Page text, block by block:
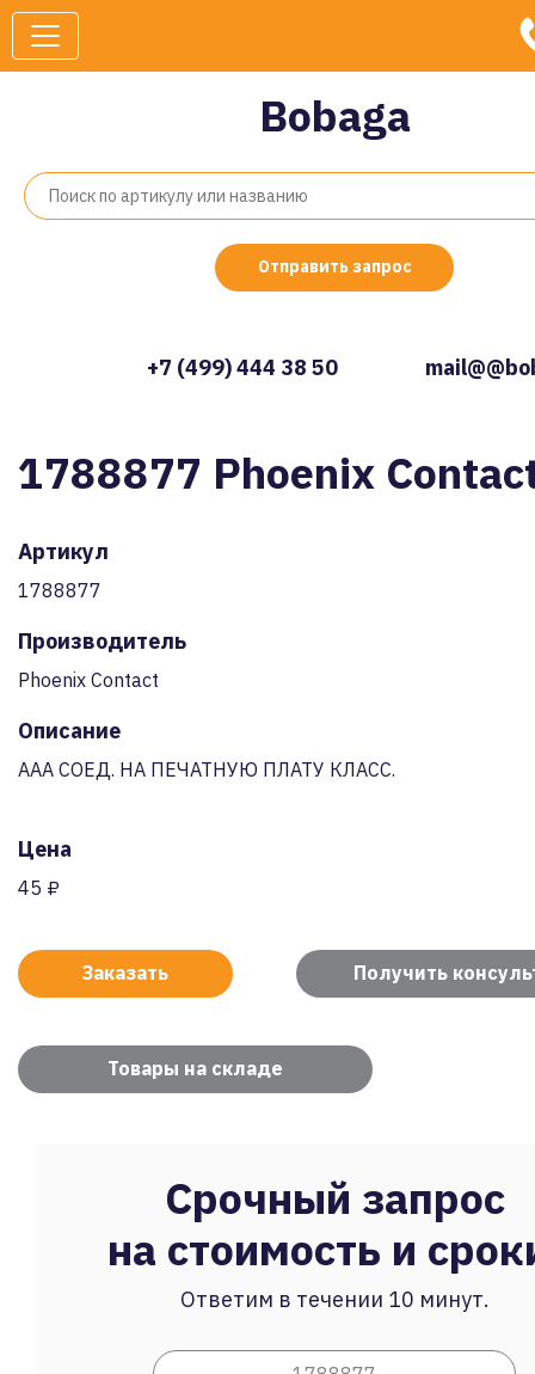
Bobaga
Отправить запрос
+7 (499) 444 38 50
1788877 Phoenix
Артикул
1788877
Производитель
Phoenix Contact
Описание
AAA СОЕД. НА ПЕЧАТНУЮ ПЛАТУ КЛАСС.
Цена
45 ₽
Заказать Получить
Товары на складе
Срочный запрос
на стоимость и
Ответим в течении 10 минут.